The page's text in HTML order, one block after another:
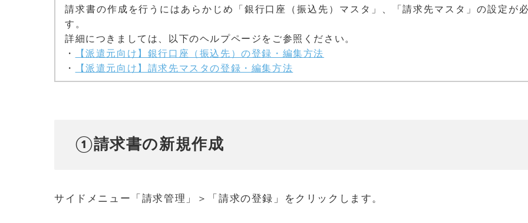
請求書の作成を行うにはあらかじめ「銀行口座（振込先）マスタ」、「請求先マスタ」の設定が
す。
詳細につきましては、以下のヘルプページをご参照ください。
・
【派遣元向け】銀行口座（振込先）の登録・編集方法
・
【派遣元向け】請求先マスタの登録・編集方法
①請求書の新規作成
サイドメニュー「請求管理」＞「請求の登録」をクリックします。